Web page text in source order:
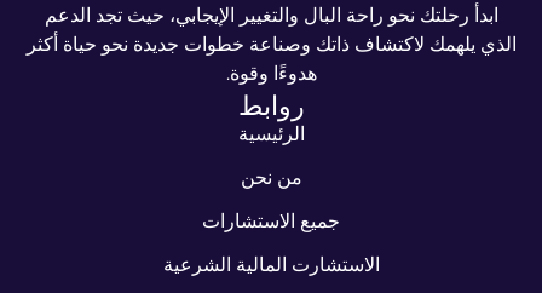
ابدأ رحلتك نحو راحة البال والتغيير الإيجابي، حيث تجد الدعم
الذي يلهمك لاكتشاف ذاتك وصناعة خطوات جديدة نحو حياة أكثر
هدوءًا وقوة.
روابط
الرئيسية
من نحن
جميع الاستشارات
الاستشارت المالية الشرعية